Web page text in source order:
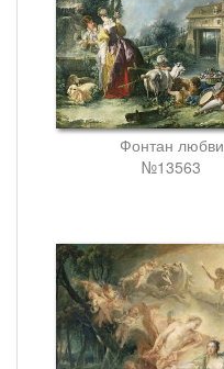
Фонтан любви
№13563